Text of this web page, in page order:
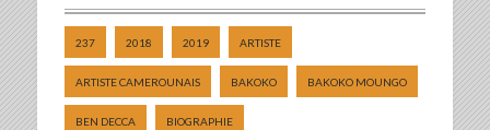
237 2018 2019 ARTISTE
ARTISTE CAMEROUNAIS BAKOKO BAKOKO MOUNGO
BEN DECCA BIOGRAPHIE